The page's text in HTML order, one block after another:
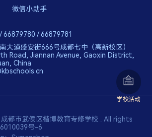
学校活动
微信小助手
/ 66879781
大道盛安街666号成都七中（高新校区）
Road, Jiannan Avenue, Gaoxin District,
China
都市武侯区楷博教育专修学校 . All rights
号-6